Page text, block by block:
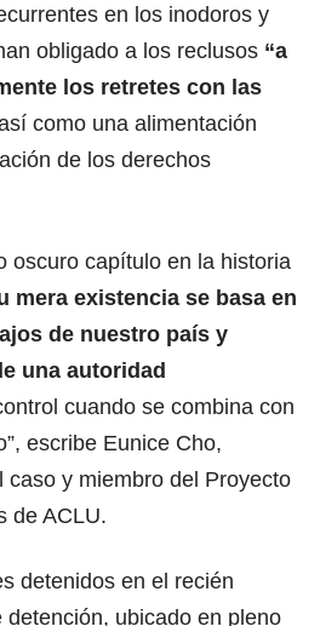
en los inodoros y
obligado a los reclusos “a
los retretes con las
como una alimentación
de los derechos
oscuro capítulo en la historia
mera existencia se basa en
de nuestro país y
una autoridad
cuando se combina con
escribe Eunice Cho,
caso y miembro del Proyecto
de ACLU.
detenidos en el recién
detención, ubicado en pleno